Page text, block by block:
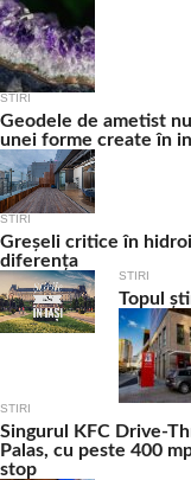
STIRI
Geodele de ametist
unei forme create în
STIRI
Greșeli critice în
diferența
STIRI
Topul
STIRI
Singurul KFC Drive-
Palas, cu peste 400
stop